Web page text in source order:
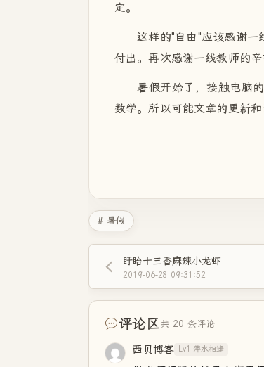
定。
这样的"自由"应该感谢一
付出。再次感谢一线教师的辛
暑假开始了，接触电脑
数学。所以可能文章的更新
# 暑假
盱眙十三香麻辣小龙虾
2019-06-28 09:31:52
评论区共 20 条评论
西贝博客 Lv1.萍水相逢